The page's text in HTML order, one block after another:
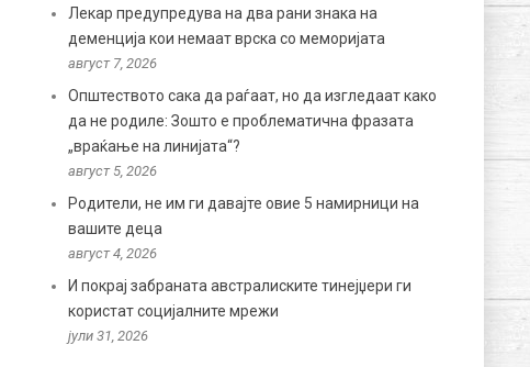
Лекар предупредува на два рани знака на
деменција кои немаат врска со меморијата
август 7, 2026
Општеството сака да раѓаат, но да изгледаат како
да не родиле: Зошто е проблематична фразата
„враќање на линијата“?
август 5, 2026
Родители, не им ги давајте овие 5 намирници на
вашите деца
август 4, 2026
И покрај забраната австралиските тинејџери ги
користат социјалните мрежи
јули 31, 2026